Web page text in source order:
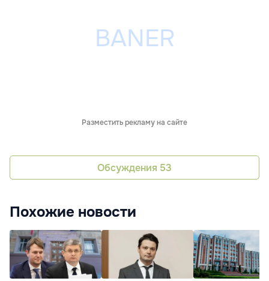
Разместить рекламу на сайте
Обсуждения 53
Похожие новости